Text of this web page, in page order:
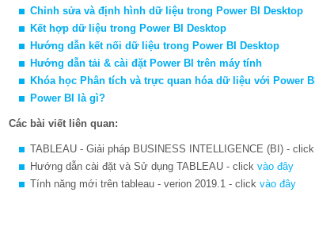
Chỉnh sửa và định hình dữ liệu trong Power BI Desktop
Kết hợp dữ liệu trong Power BI Desktop
Hướng dẫn kết nối dữ liệu trong Power BI Desktop
Hướng dẫn tải & cài đặt Power BI trên máy tính
Khóa học Phân tích và trực quan hóa dữ liệu với Power BI
Power BI là gì?
Các bài viết liên quan:
TABLEAU - Giải pháp BUSINESS INTELLIGENCE (BI) - click
Hướng dẫn cài đặt và Sử dụng TABLEAU - click vào đây
Tính năng mới trên tableau - verion 2019.1 - click vào đây